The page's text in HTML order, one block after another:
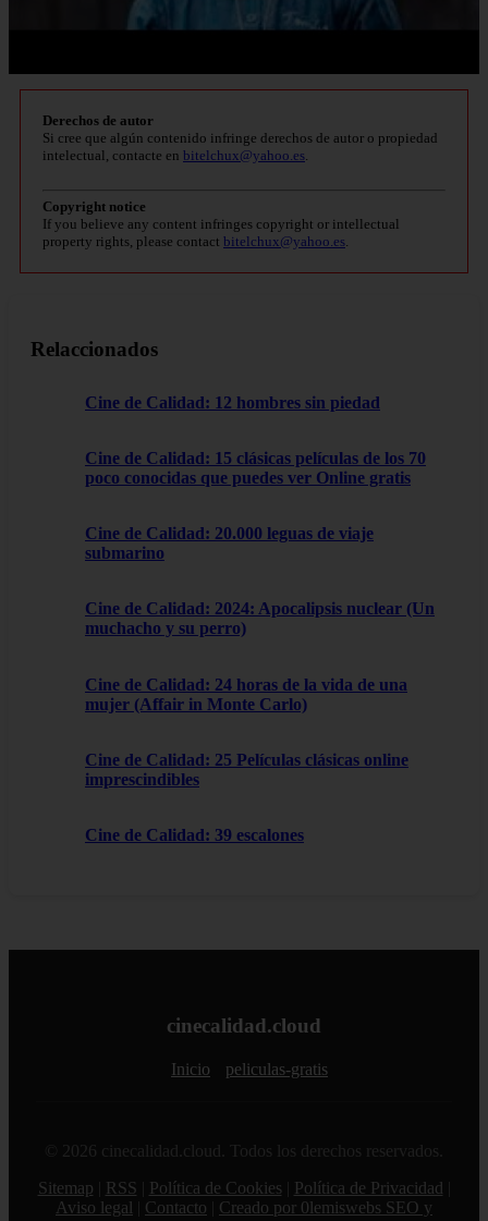
Derechos de autor
Si cree que algún contenido infringe derechos de autor o propiedad
intelectual, contacte en bitelchux@yahoo.es.
Copyright notice
If you believe any content infringes copyright or intellectual
property rights, please contact bitelchux@yahoo.es.
Relaccionados
Cine de Calidad: 12 hombres sin piedad
Cine de Calidad: 15 clásicas películas de los 70
poco conocidas que puedes ver Online gratis
Cine de Calidad: 20.000 leguas de viaje
submarino
Cine de Calidad: 2024: Apocalipsis nuclear (Un
muchacho y su perro)
Cine de Calidad: 24 horas de la vida de una
mujer (Affair in Monte Carlo)
Cine de Calidad: 25 Películas clásicas online
imprescindibles
Cine de Calidad: 39 escalones
cinecalidad.cloud
Inicio peliculas-gratis
© 2026 cinecalidad.cloud. Todos los derechos reservados.
Sitemap
RSS Política de Cookies Política de Privacidad
Aviso legal
Contacto
Creado por 0lemiswebs SEO y